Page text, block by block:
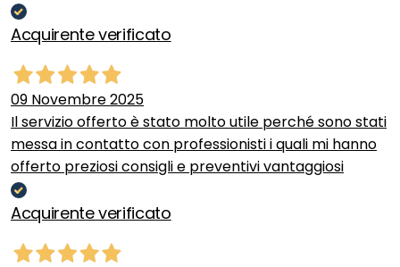
Acquirente verificato
09 Novembre 2025
Il servizio offerto è stato molto utile perché sono stati
messa in contatto con professionisti i quali mi hanno
offerto preziosi consigli e preventivi vantaggiosi
Acquirente verificato